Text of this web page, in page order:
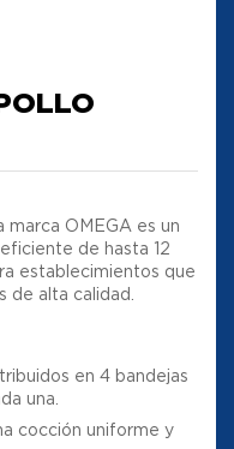
marca OMEGA es un
de hasta 12
establecimientos que
de alta calidad.
en 4 bandejas
una.
cocción uniforme y